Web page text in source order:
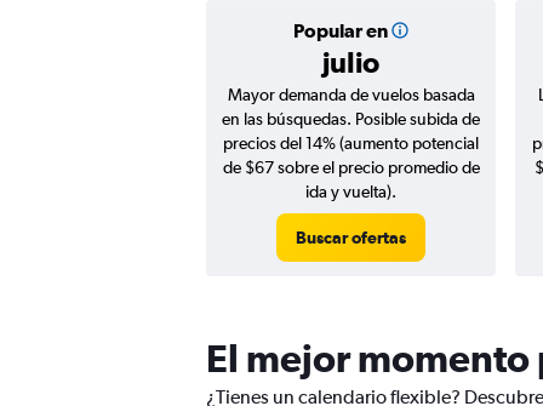
Popular en
julio
Mayor demanda de vuelos basada
en las búsquedas. Posible subida de
precios del 14% (aumento potencial
de $67 sobre el precio promedio de
ida y vuelta).
Buscar ofertas
El mejor momento
¿Tienes un calendario flexible?